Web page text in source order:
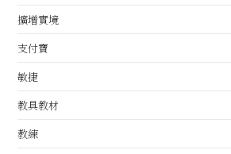
擴增實境
支付寶
敏捷
教具教材
教練